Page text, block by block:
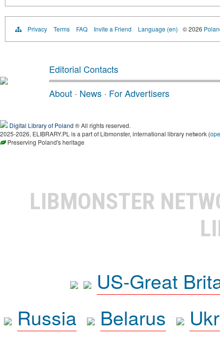
Privacy Terms FAQ Invite a Friend Language (en) © 2026
Editorial Contacts
About · News · For Advertisers
Digital Library of Poland ® All rights reserved.
2025-2026, ELIBRARY.PL is a part of Libmonster, international library network (
Preserving Poland's heritage
LIBMONSTER
US-Great
Russia
Belarus